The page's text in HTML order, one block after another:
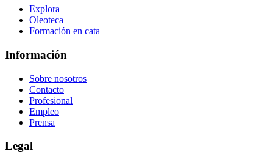
Explora
Oleoteca
Formación en cata
Información
Sobre nosotros
Contacto
Profesional
Empleo
Prensa
Legal